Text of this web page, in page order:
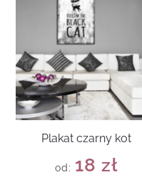
Plakat czarny kot
od: 18zł